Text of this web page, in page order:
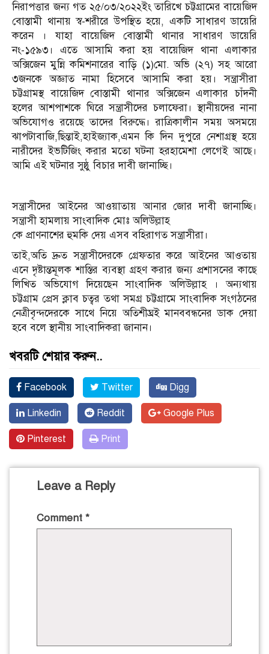
নিরাপত্তার জন্য গত ২৫/০৩/২০২২ইং তারিখে চট্টগ্রামের বায়েজিদ
বোস্তামী থানায় স্ব-শরীরে উপস্থিত হয়ে, একটি সাধারণ ডায়েরি
করেন । যাহা বায়েজিদ বোস্তামী থানার সাধারণ ডায়েরি
নং-১৫৯৩। এতে আসামি করা হয় বায়েজিদ থানা এলাকার
অক্সিজেন মুন্নি কমিশনারের বাড়ি (১)মো. অভি (২৭) সহ আরো
৩জনকে অজ্ঞাত নামা হিসেবে আসামি করা হয়। সন্ত্রাসীরা
চট্টগ্রামস্থ বায়েজিদ বোস্তামী থানার অক্সিজেন এলাকার চাঁদনী
হলের আশপাশকে ঘিরে সন্ত্রাসীদের চলাফেরা। স্থানীয়দের নানা
অভিযোগও রয়েছে তাদের বিরুদ্ধে। রাত্রিকালীন সময় অসময়ে
ঝাপটাবাজি,ছিন্তাই,হাইজ্যাক,এমন কি দিন দুপুরে নেশাগ্রস্থ হয়ে
নারীদের ইভটিজিং করার মতো ঘটনা হরহামেশা লেগেই আছে।
আমি এই ঘটনার সুষ্ঠু বিচার দাবী জানাচ্ছি।
সন্ত্রাসীদের আইনের আওয়াতায় আনার জোর দাবী জানাচ্ছি।
সন্ত্রাসী হামলায় সাংবাদিক মোঃ অলিউল্লাহ
কে প্রাণনাশের হুমকি দেয় এসব বহিরাগত সন্ত্রাসীরা।
তাই,অতি দ্রুত সন্ত্রাসীদেরকে গ্রেফতার করে আইনের আওতায়
এনে দৃষ্টান্তমূলক শাস্তির ব্যবস্থা গ্রহণ করার জন্য প্রশাসনের কাছে
লিখিত অভিযোগ দিয়েছেন সাংবাদিক অলিউল্লাহ । অন্যথায়
চট্টগ্রাম প্রেস ক্লাব চত্বর তথা সমগ্র চট্টগ্রামে সাংবাদিক সংগঠনের
নেত্রীবৃন্দদেরকে সাথে নিয়ে অতিশীঘ্রই মানববন্ধনের ডাক দেয়া
হবে বলে স্থানীয় সাংবাদিকরা জানান।
খবরটি শেয়ার করুন..
Facebook Twitter Digg
Linkedin Reddit Google Plus
Pinterest Print
Leave a Reply
Comment *